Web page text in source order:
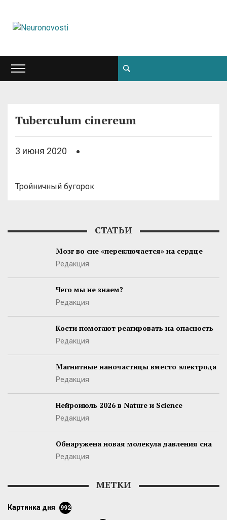
Tuberculum cinereum
3 июня 2020
Тройничный бугорок
СТАТЬИ
Мозг во сне «переключается» на сердце
Редакция
Чего мы не знаем?
Редакция
Кости помогают реагировать на опасность
Редакция
Магнитные наночастицы вместо электрода
Редакция
Нейроиюль 2026 в Nature и Science
Редакция
Обнаружена новая молекула давления сна
Редакция
МЕТКИ
картинка дня 992